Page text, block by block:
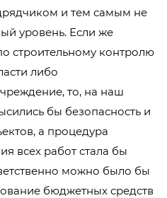
и тем самым не
уровень. Если же
строительному контролю
либо
то, на наш
бы безопасность и
а процедура
всех работ стала бы
можно было бы
бюджетных средств